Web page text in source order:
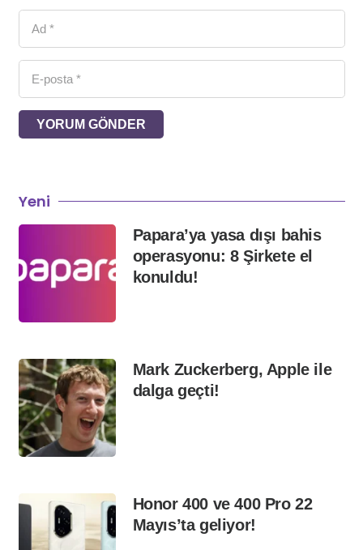
YORUM GÖNDER
Yeni
Papara’ya yasa dışı bahis
operasyonu: 8 Şirkete el
konuldu!
Mark Zuckerberg, Apple ile
dalga geçti!
Honor 400 ve 400 Pro 22
Mayıs’ta geliyor!